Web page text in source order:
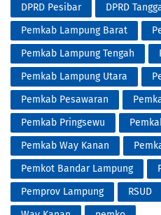
DPRD Pesibar
DPRD
Pemkab Lampung Barat
Pemkab Lampung Tengah
Pemkab Lampung Utara
Pemkab Pesawaran
Pemkab Pringsewu
Pemkab Way Kanan
Pemkot Bandar Lampung
Pemprov Lampung
RSUD